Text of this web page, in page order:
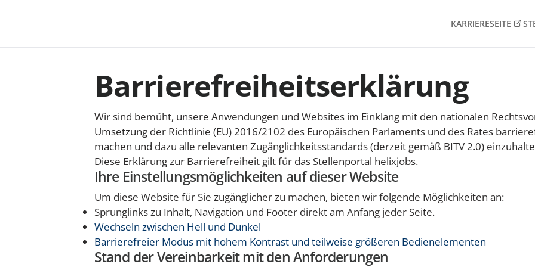
Zur
KARRIERESEITE
Barrierefreiheitserklärung
Wir sind bemüht, unsere Anwendungen und Websites im Einklang mit den nationalen
Umsetzung der Richtlinie (EU) 2016/2102 des Europäischen Parlaments und des Rates
machen und dazu alle relevanten Zugänglichkeitsstandards (derzeit gemäß BITV 2.0)
Diese Erklärung zur Barrierefreiheit gilt für das Stellenportal helixjobs.
Ihre Einstellungsmöglichkeiten auf dieser Website
Um diese Website für Sie zugänglicher zu machen, bieten wir folgende Möglichkeiten an:
Sprunglinks zu Inhalt, Navigation und Footer direkt am Anfang jeder Seite.
Wechseln zwischen Hell und Dunkel
Barrierefreier Modus mit hohem Kontrast und teilweise größeren Bedienelementen
Stand der Vereinbarkeit mit den Anforderungen